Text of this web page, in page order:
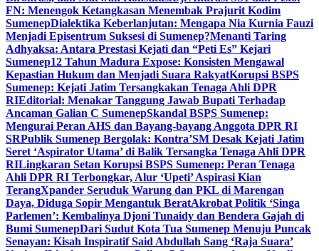
FN: Menengok Ketangkasan Menembak Prajurit Kodim
SumenepDialektika Keberlanjutan: Mengapa Nia Kurnia Fauzi
Menjadi Episentrum Suksesi di Sumenep?Menanti Taring
Adhyaksa: Antara Prestasi Kejati dan “Peti Es” Kejari
Sumenep12 Tahun Madura Expose: Konsisten Mengawal
Kepastian Hukum dan Menjadi Suara RakyatKorupsi BSPS
Sumenep: Kejati Jatim Tersangkakan Tenaga Ahli DPR
RIEditorial: Menakar Tanggung Jawab Bupati Terhadap
Ancaman Galian C SumenepSkandal BSPS Sumenep:
Mengurai Peran AHS dan Bayang-bayang Anggota DPR RI
SRPublik Sumenep Bergolak: Kontra’SM Desak Kejati Jatim
Seret ‘Aspirator Utama’ di Balik Tersangka Tenaga Ahli DPR
RILingkaran Setan Korupsi BSPS Sumenep: Peran Tenaga
Ahli DPR RI Terbongkar, Alur ‘Upeti’ Aspirasi Kian
TerangXpander Seruduk Warung dan PKL di Marengan
Daya, Diduga Sopir Mengantuk BeratAkrobat Politik ‘Singa
Parlemen’: Kembalinya Djoni Tunaidy dan Bendera Gajah di
Bumi SumenepDari Sudut Kota Tua Sumenep Menuju Puncak
Senayan: Kisah Inspiratif Said Abdullah Sang ‘Raja Suara’